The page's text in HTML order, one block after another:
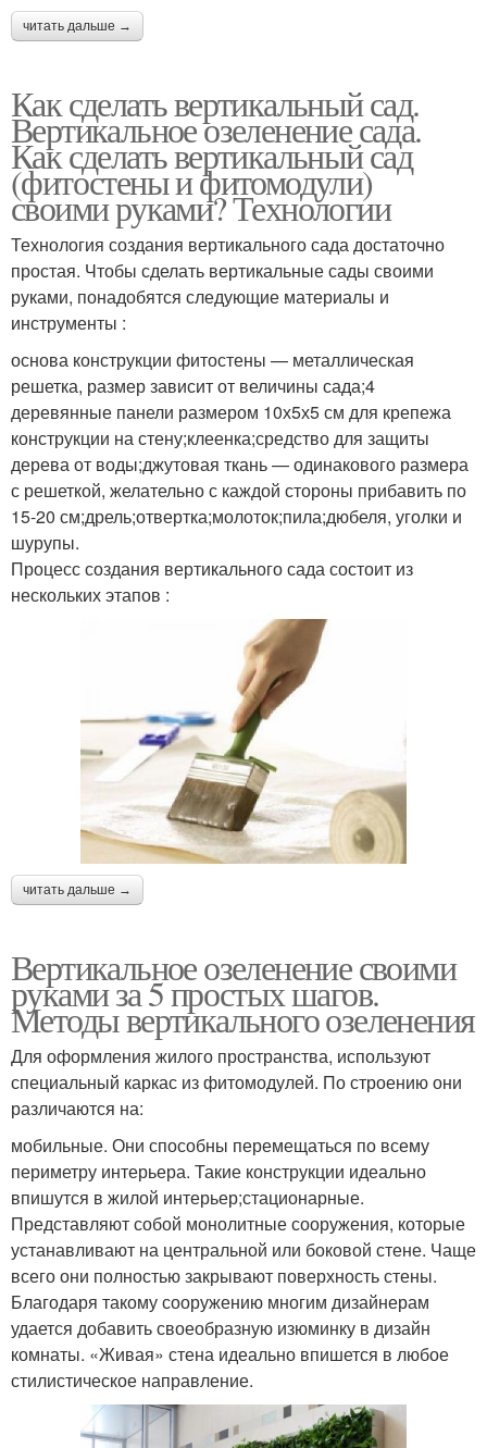
читать дальше →
Как сделать вертикальный сад.
Вертикальное озеленение сада.
Как сделать вертикальный сад
(фитостены и фитомодули)
своими руками? Технологии
Технология создания вертикального сада достаточно
простая. Чтобы сделать вертикальные сады своими
руками, понадобятся следующие материалы и
инструменты :
основа конструкции фитостены — металлическая
решетка, размер зависит от величины сада;4
деревянные панели размером 10х5х5 см для крепежа
конструкции на стену;клеенка;средство для защиты
дерева от воды;джутовая ткань — одинакового размера
с решеткой, желательно с каждой стороны прибавить по
15-20 см;дрель;отвертка;молоток;пила;дюбеля, уголки и
шурупы.
Процесс создания вертикального сада состоит из
нескольких этапов :
читать дальше →
Вертикальное озеленение своими
руками за 5 простых шагов.
Методы вертикального озеленения
Для оформления жилого пространства, используют
специальный каркас из фитомодулей. По строению они
различаются на:
мобильные. Они способны перемещаться по всему
периметру интерьера. Такие конструкции идеально
впишутся в жилой интерьер;стационарные.
Представляют собой монолитные сооружения, которые
устанавливают на центральной или боковой стене. Чаще
всего они полностью закрывают поверхность стены.
Благодаря такому сооружению многим дизайнерам
удается добавить своеобразную изюминку в дизайн
комнаты. «Живая» стена идеально впишется в любое
стилистическое направление.